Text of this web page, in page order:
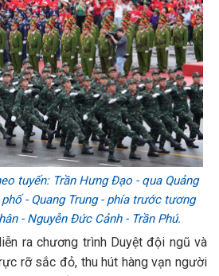
tuyến: Trần Hưng Đạo - qua Quảng
- Quang Trung - phía trước tương
- Nguyễn Đức Cảnh - Trần Phú.
ra chương trình Duyệt đội ngũ và
rỡ sắc đỏ, thu hút hàng vạn người